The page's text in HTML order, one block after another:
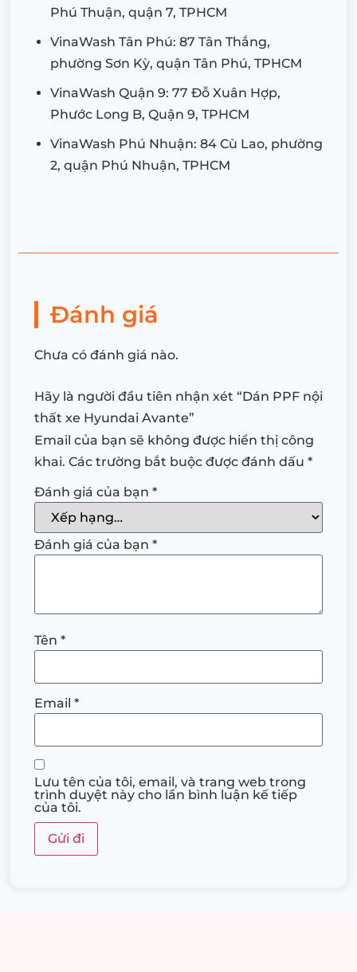
Phú Thuận, quận 7, TPHCM
VinaWash Tân Phú: 87 Tân Thắng,
phường Sơn Kỳ, quận Tân Phú, TPHCM
VinaWash Quận 9: 77 Đỗ Xuân Hợp,
Phước Long B, Quận 9, TPHCM
VinaWash Phú Nhuận: 84 Cù Lao, phường
2, quận Phú Nhuận, TPHCM
Đánh giá
Chưa có đánh giá nào.
Hãy là người đầu tiên nhận xét “Dán PPF nội
thất xe Hyundai Avante”
Email của bạn sẽ không được hiển thị công
khai. Các trường bắt buộc được đánh dấu *
Đánh giá của bạn *
Đánh giá của bạn *
Tên *
Email *
Lưu tên của tôi, email, và trang web trong
trình duyệt này cho lần bình luận kế tiếp
của tôi.